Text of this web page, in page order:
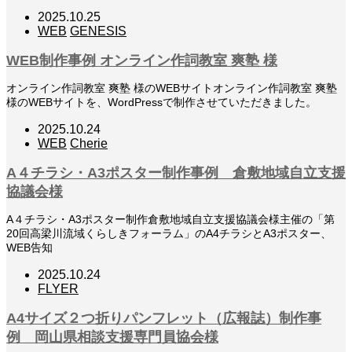
2025.10.25
WEB GENESIS
WEB制作事例 オンライン作詞教室 爽塾 様
オンライン作詞教室 爽塾 様のWEBサイトオンライン作詞教室 爽塾
様のWEBサイトを、WordPressで制作させていただきました。
2025.10.24
WEB Cherie
A４チラシ・A3ポスター制作事例 倉敷地域自立支援
協議会様
A４チラシ・A3ポスター制作倉敷地域自立支援協議会様主催の「第
20回高梁川流域くらしきフォーラム」のA4チラシとA3ポスター、
WEB告知
2025.10.24
FLYER
A4サイズ２つ折りパンフレット（広報誌）制作事
例 岡山県相談支援専門員協会様